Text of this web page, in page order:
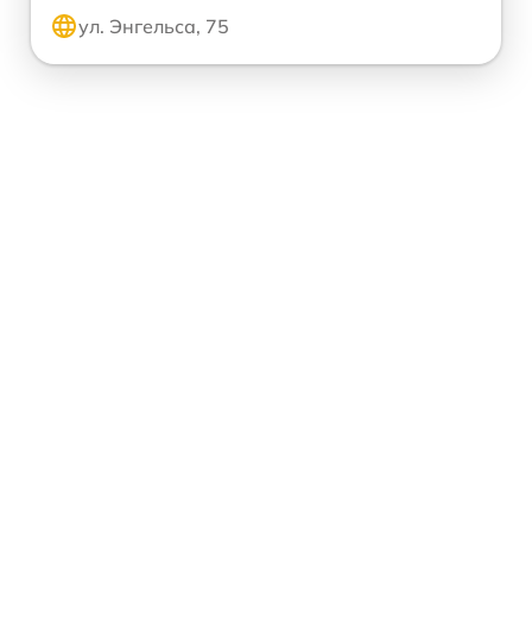
ул. Энгельса, 75